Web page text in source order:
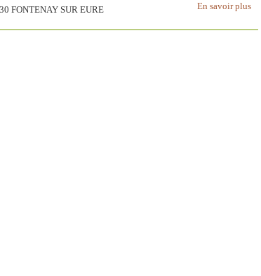
En savoir plus
FONTENAY SUR EURE